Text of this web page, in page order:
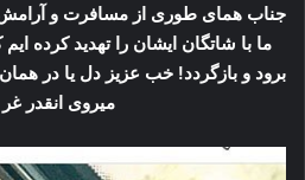
جناب همای طوری از مسافرت و آرامش
ما با شاتگان ایشان را تهدید کرده
برود و بازگردد! خب عزیز دل یا در
میروی انقدر